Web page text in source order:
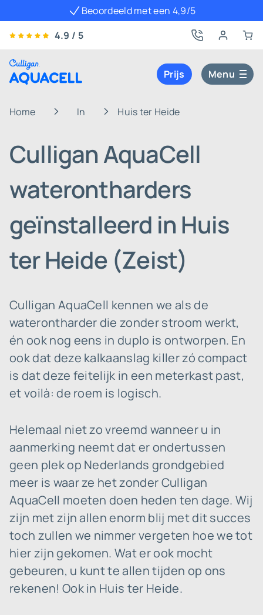
Beoordeeld met een 4,9/5
4.9 / 5
Prijs Menu
Home In Huis ter Heide
Culligan AquaCell
waterontharders
geïnstalleerd in Huis
ter Heide (Zeist)
Culligan AquaCell kennen we als de
waterontharder die zonder stroom werkt,
én ook nog eens in duplo is ontworpen. En
ook dat deze kalkaanslag killer zó compact
is dat deze feitelijk in een meterkast past,
et voilà: de roem is logisch.
Helemaal niet zo vreemd wanneer u in
aanmerking neemt dat er ondertussen
geen plek op Nederlands grondgebied
meer is waar ze het zonder Culligan
AquaCell moeten doen heden ten dage. Wij
zijn met zijn allen enorm blij met dit succes
toch zullen we nimmer vergeten hoe we tot
hier zijn gekomen. Wat er ook mocht
gebeuren, u kunt te allen tijden op ons
rekenen! Ook in Huis ter Heide.